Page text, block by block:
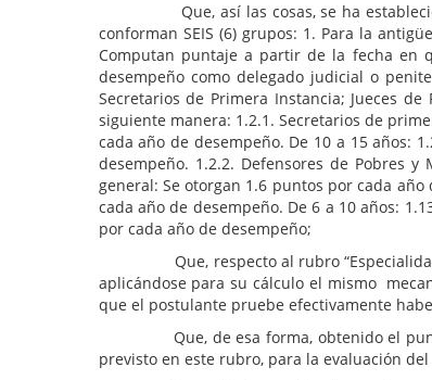
Que, así las cosas, se ha establecido
conforman SEIS (6) grupos: 1. Para la
Computan puntaje a partir de la fecha en
desempeño como delegado judicial o
Secretarios de Primera Instancia; Jueces
siguiente manera: 1.2.1. Secretarios de
cada año de desempeño. De 10 a 15 años:
desempeño. 1.2.2. Defensores de Pobres y
general: Se otorgan 1.6 puntos por cada
cada año de desempeño. De 6 a 10 años:
por cada año de desempeño;
Que, respecto al rubro “Especialidad”,
aplicándose para su cálculo el mismo
que el postulante pruebe efectivamente
Que, de esa forma, obtenido el puntaje
previsto en este rubro, para la evaluación